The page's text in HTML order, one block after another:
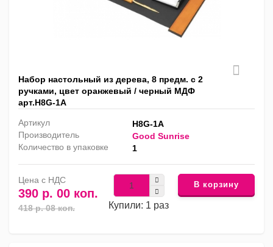
Набор настольный из дерева, 8 предм. с 2
ручками, цвет оранжевый / черный МДФ
арт.H8G-1A
Артикул
H8G-1A
Производитель
Good Sunrise
Количество в упаковке
1
Цена с НДС
390 р. 00 коп.
418 р. 08 коп. Купили: 1 раз
В корзину